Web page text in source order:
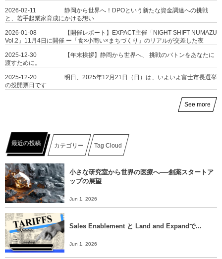
2026-02-11
静岡から世界へ！DPOという新たな資金調達への挑戦
と、若手起業家育成にかける想い
2026-01-08
【開催レポート】EXPACT主催「NIGHT SHIFT NUMAZU
Vol.2」11月4日に開催 ー「食×小商い×まちづくり」のリアルが交差した夜
2025-12-30
【年末挨拶】静岡から世界へ、 挑戦のバトンをあなたに
渡すために。
2025-12-20
明日、2025年12月21日（日）は、いよいよ富士市長選挙
の投開票日です
See more
最近の投稿 カテゴリー Tag Cloud
小さな研究室から世界の医療へ──創薬スタートア
ップの展望
Jun 1, 2026
Sales Enablement と Land and Expandで...
Jun 1, 2026